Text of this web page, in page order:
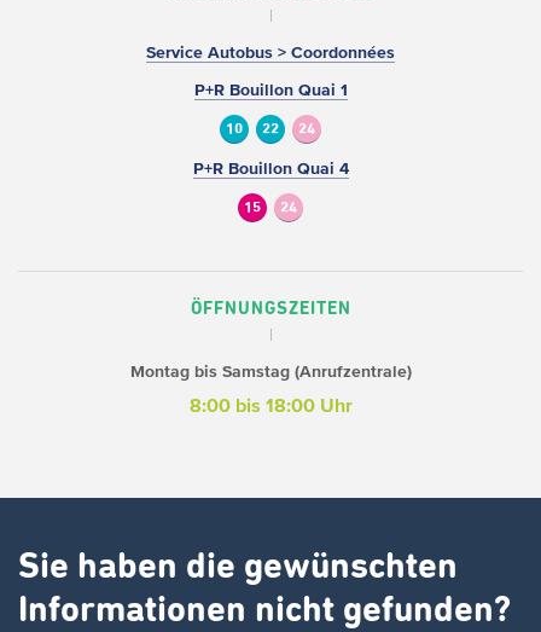
Service Autobus > Coordonnées
P+R Bouillon Quai 1
10 22 24
P+R Bouillon Quai 4
15 24
ÖFFNUNGSZEITEN
Montag bis Samstag (Anrufzentrale)
8:00 bis 18:00 Uhr
Sie haben die gewünschten
Informationen nicht gefunden?